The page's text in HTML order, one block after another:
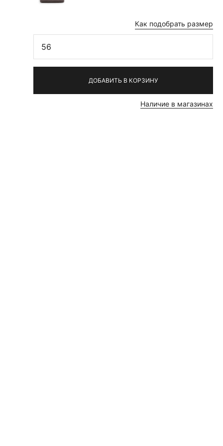
Как подобрать размер
56
ДОБАВИТЬ В КОРЗИНУ
Наличие в магазинах